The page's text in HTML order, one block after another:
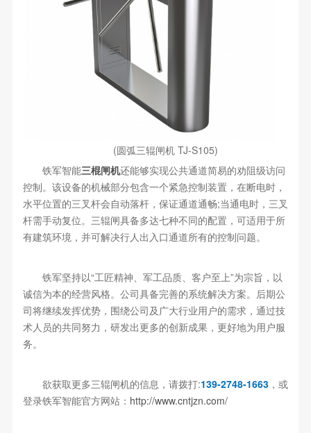
(圆弧三辊闸机 TJ-S105)
铁军智能三棍闸机还能够实现公共通道简易的劝阻级访问
控制。该设备的机械部分包含一个紧急控制装置，在断电时，
水平位置的三叉杆会自动落杆，保证通道通畅;当通电时，三叉
杆需手动复位。三辊闸具备多达七种不同的配置，可适用于所
有建筑环境，并可解决行人出入口通道所有的控制问题。
铁军坚持以“工匠精神、军工品质、客户至上”为宗旨，以
诚信为本的经营风格。公司具备完善的系统解决方案。后期公
司将继续发挥优势，围绕公司及广大行业用户的需求，通过技
术人员的共同努力，研发出更多的创新成果，更好地为用户服
务。
欲获取更多三辊闸机的信息，请拨打:139-2748-1663，或
登录铁军智能官方网站： http://www.cntjzn.com/